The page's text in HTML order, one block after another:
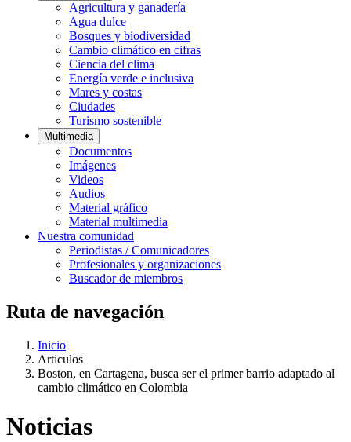
Agricultura y ganadería
Agua dulce
Bosques y biodiversidad
Cambio climático en cifras
Ciencia del clima
Energía verde e inclusiva
Mares y costas
Ciudades
Turismo sostenible
Multimedia
Documentos
Imágenes
Videos
Audios
Material gráfico
Material multimedia
Nuestra comunidad
Periodistas / Comunicadores
Profesionales y organizaciones
Buscador de miembros
Ruta de navegación
Inicio
Articulos
Boston, en Cartagena, busca ser el primer barrio adaptado al
cambio climático en Colombia
Noticias